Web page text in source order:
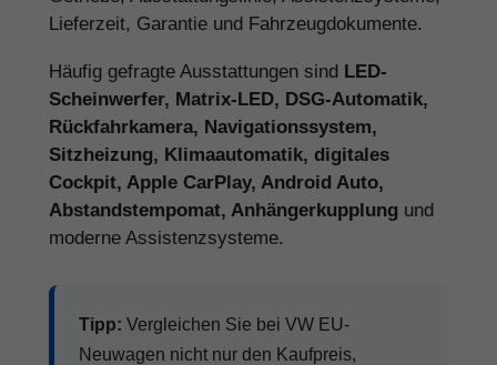
Lieferzeit, Garantie und Fahrzeugdokumente.
Häufig gefragte Ausstattungen sind LED-
Scheinwerfer, Matrix-LED, DSG-Automatik,
Rückfahrkamera, Navigationssystem,
Sitzheizung, Klimaautomatik, digitales
Cockpit, Apple CarPlay, Android Auto,
Abstandstempomat, Anhängerkupplung und
moderne Assistenzsysteme.
Tipp: Vergleichen Sie bei VW EU-
Neuwagen nicht nur den Kaufpreis,